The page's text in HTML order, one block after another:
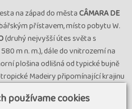
- 13.04.26 pondelok - pondelok
Do Centro, Velikonoční pondělí,
Jarka Pechová
26MPT01874
1 715 €
cena za 8 dní
termín
uzavřen
na západ do městaCÂMARA DE
přístavem, místo pobytu W.
(druhý nejvyšší útes světa s
m n. m.), dále do vnitrozemí na
plošina odlišná od typické bujně
Madeiry připomínající krajinu
RISCOa také podélLEVÁDY 25
používame cookies